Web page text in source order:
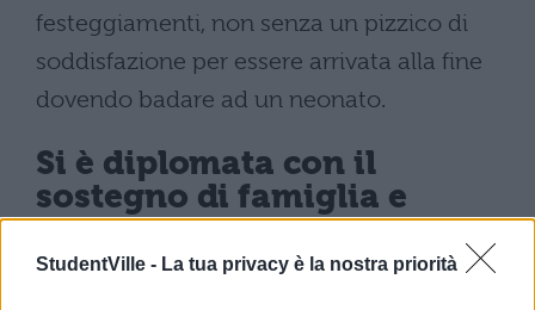
StudentVille - La tua privacy è la nostra priorità
festeggiamenti, non senza un pizzico di
soddisfazione per essere arrivata alla fine
dovendo badare ad un neonato.
Si è diplomata con il
sostegno di famiglia e
scuola